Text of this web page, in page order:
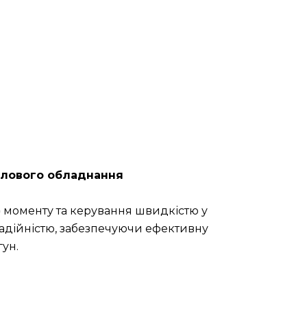
обладнання
та керування швидкістю у
забезпечуючи ефективну